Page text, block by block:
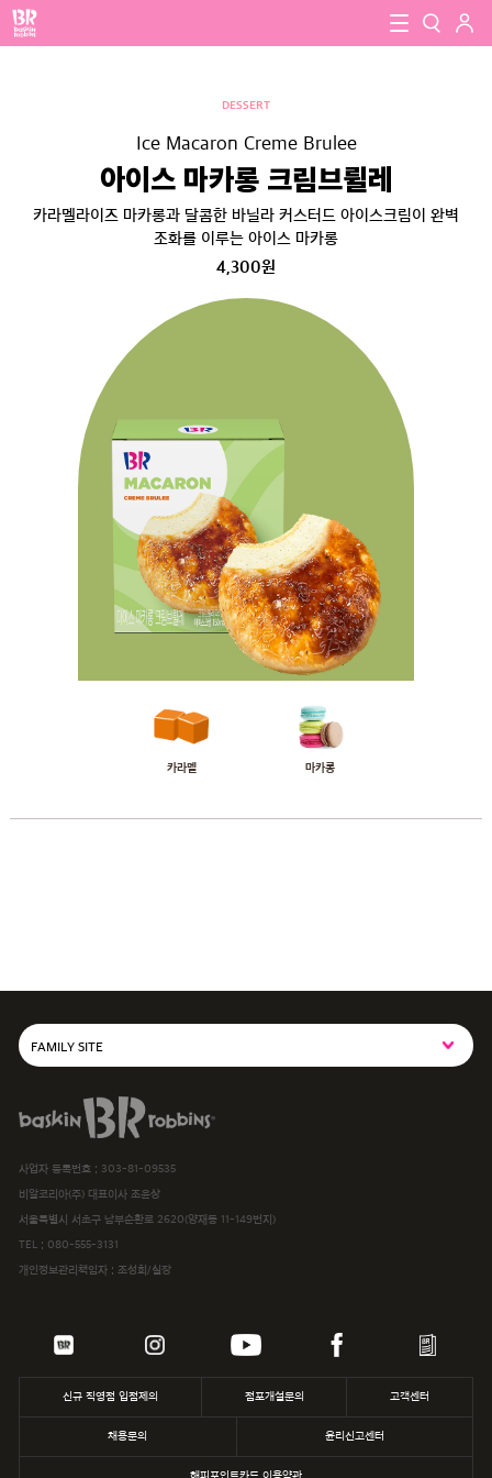
baskin robbins 검색
로그
close
DESSERT
Ice Macaron Creme Brulee
아이스 마카롱 크림브륄레
카라멜라이즈 마카롱과 달콤한 바닐라 커스터드 아이스크림이 완벽
조화를 이루는 아이스 마카롱
4,300원
카라멜 마카롱
FAMILY SITE
SPC MAGAZINE
해피포인트카드
파스쿠찌
삼립
던킨
baskiN robbiNs
사업자 등록번호 : 303-81-09535
비알코리아(주) 대표이사 조윤상
서울특별시 서초구 남부순환로 2620(양재동 11-149번지)
TEL : 080-555-3131
개인정보관리책임자 : 조성희/실장
신규 직영점 입점제의 점포개설문의 고객센터
채용문의 윤리신고센터